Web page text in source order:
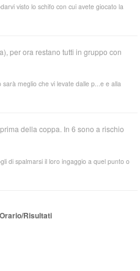
visto lo schifo con cui avete giocato la
per ora restano tutti in gruppo con
meglio che vi levate dalle p...e e alla
della coppa. In 6 sono a rischio
di spalmarsi il loro ingaggio a quel punto o
Orario/Risultati